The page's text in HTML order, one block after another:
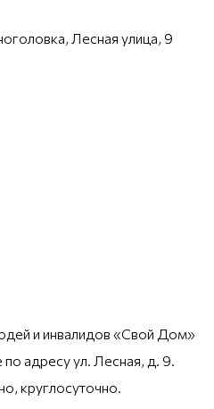
Лесная улица, 9
и инвалидов «Свой Дом»
адресу ул. Лесная, д. 9.
круглосуточно.